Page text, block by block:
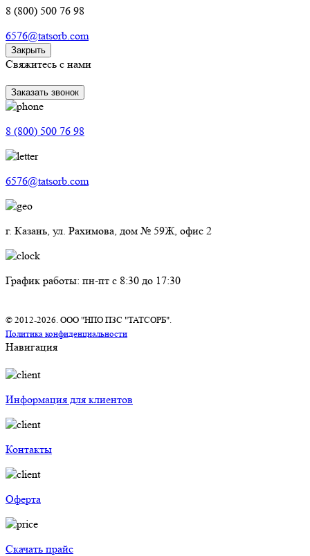
8 (800) 500 76 98
6576@tatsorb.com
Закрыть
Свяжитесь с нами
Заказать звонок
8 (800) 500 76 98
6576@tatsorb.com
г. Казань, ул. Рахимова, дом № 59Ж, офис 2
График работы: пн-пт с 8:30 до 17:30
© 2012-2026. ООО "НПО ПЗС "ТАТСОРБ".
Политика конфиденциальности
Навигация
Информация для клиентов
Контакты
Оферта
Скачать прайс